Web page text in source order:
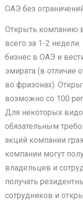
ОАЭ без
Открыть компанию
всего за 1-2
бизнес в ОАЭ и
эмирата (в отличие
во фризонах).
возможно со 100
Для некоторых
обязательным
акций компании
компании могут
владельцев и
получать
сотрудников и